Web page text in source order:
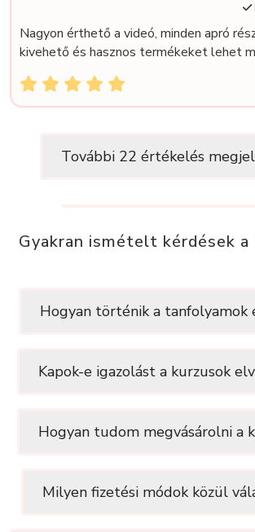
Nagyon érthető a videó, minden apró
kivehető és hasznos termékeket lehet
További 22 értékelés
Gyakran ismételt kérdések a
Hogyan történik a tanfolyamok
Kapok-e igazolást a kurzusok
Hogyan tudom megvásárolni a
Milyen fizetési módok közül